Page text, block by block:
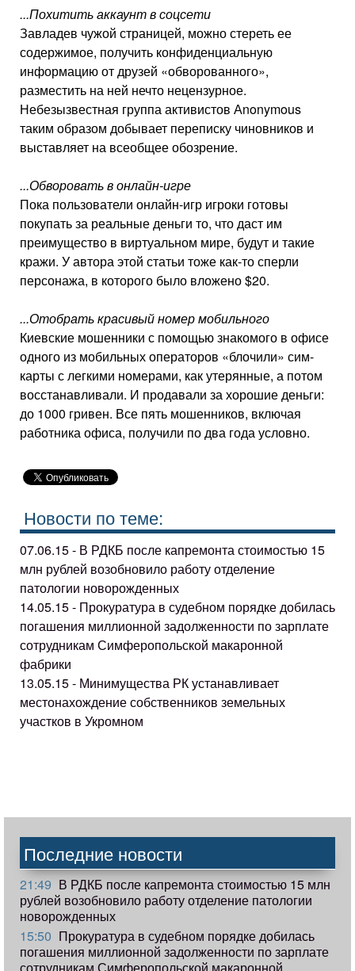
...Похитить аккаунт в соцсети
Завладев чужой страницей, можно стереть ее
содержимое, получить конфиденциальную
информацию от друзей «обворованного»,
разместить на ней нечто нецензурное.
Небезызвестная группа активистов Аnonymous
таким образом добывает переписку чиновников и
выставляет на всеобщее обозрение.
...Обворовать в онлайн-игре
Пока пользователи онлайн-игр игроки готовы
покупать за реальные деньги то, что даст им
преимущество в виртуальном мире, будут и такие
кражи. У автора этой статьи тоже как-то сперли
персонажа, в которого было вложено $20.
...Отобрать красивый номер мобильного
Киевские мошенники с помощью знакомого в офисе
одного из мобильных операторов «блочили» сим-
карты с легкими номерами, как утерянные, а потом
восстанавливали. И продавали за хорошие деньги:
до 1000 гривен. Все пять мошенников, включая
работника офиса, получили по два года условно.
Новости по теме:
07.06.15 - В РДКБ после капремонта стоимостью 15
млн рублей возобновило работу отделение
патологии новорожденных
14.05.15 - Прокуратура в судебном порядке добилась
погашения миллионной задолженности по зарплате
сотрудникам Симферопольской макаронной
фабрики
13.05.15 - Минимущества РК устанавливает
местонахождение собственников земельных
участков в Укромном
Последние новости
21:49 В РДКБ после капремонта стоимостью 15 млн
рублей возобновило работу отделение патологии
новорожденных
15:50 Прокуратура в судебном порядке добилась
погашения миллионной задолженности по зарплате